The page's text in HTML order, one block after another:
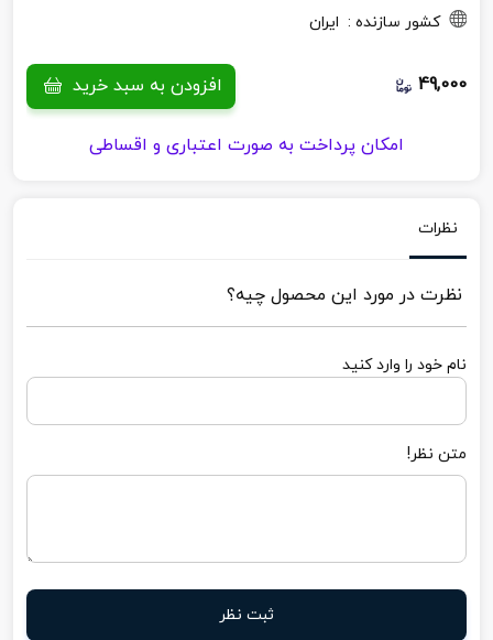
کشور سازنده : ایران
49,000 افزودن به سبد خرید
امکان پرداخت به صورت اعتباری و اقساطی
نظرات
نظرت در مورد این محصول چیه؟
نام خود را وارد کنید
متن نظر!
ثبت نظر